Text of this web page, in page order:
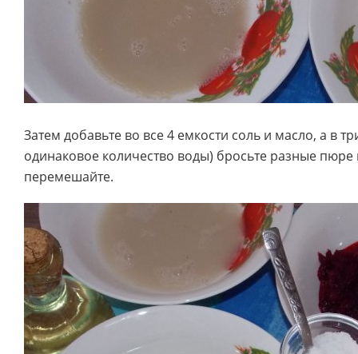
Затем добавьте во все 4 емкости соль и масло, а в
одинаковое количество воды) бросьте разные
перемешайте.